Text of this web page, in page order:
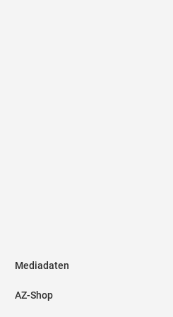
Mediadaten
AZ-Shop